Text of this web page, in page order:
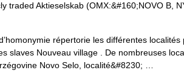
traded Aktieselskab (OMX:&#160;NOVO B,
répertorie les différentes localités
slaves Nouveau village . De nombreuses
Novo Selo, localité&#8230; …